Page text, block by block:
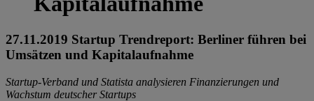
27.11.2019 Startup Trendreport: Berliner führen bei
Umsätzen und Kapitalaufnahme
Startup-Verband und Statista analysieren Finanzierungen und
Wachstum deutscher Startups